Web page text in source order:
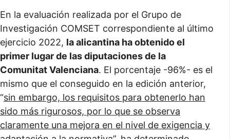
En la evaluación realizada por el Grupo de
Investigación COMSET correspondiente al último
ejercicio 2022, la alicantina ha obtenido el
primer lugar de las diputaciones de la
Comunitat Valenciana. El porcentaje -96%- es el
mismo que el conseguido en la edición anterior,
“sin embargo, los requisitos para obtenerlo han
sido más rigurosos, por lo que se observa
claramente una mejora en el nivel de exigencia y